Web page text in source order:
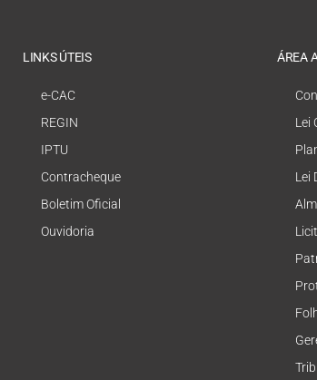
LINKS ÚTEIS
e-CAC
REGIN
IPTU
Contracheque
Boletim Oficial
Ouvidoria
ÁREA
Lei
Lei